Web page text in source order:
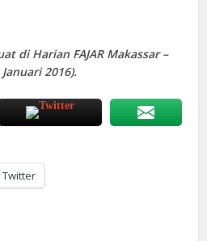
di Harian FAJAR Makassar –
2016).
Twitter